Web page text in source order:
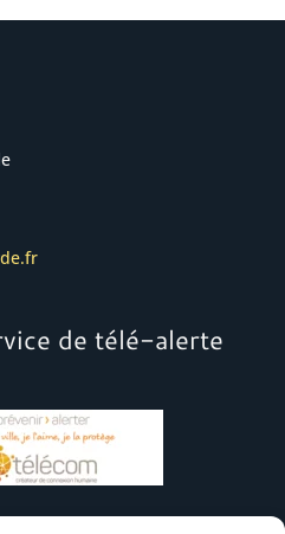
de télé-alerte